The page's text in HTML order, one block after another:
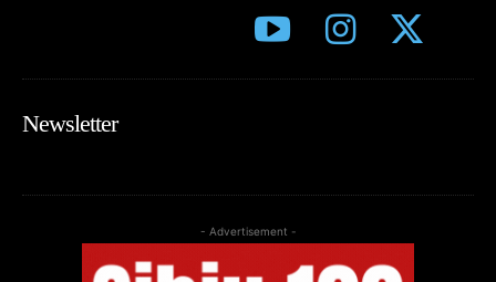
Newsletter
- Advertisement -